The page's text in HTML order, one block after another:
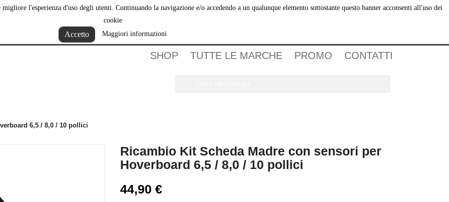
l'esperienza d'uso degli utenti. Continuando la navigazione e/o accedendo a un qualunque elemento sottostante questo banner acconsenti all'uso dei
cookie
Accetto Maggiori informazioni
Siamo Carrello (0)
SHOP TUTTE LE MARCHE PROMO CONTATTI
6,5 / 8,0 / 10 pollici
Ricambio Kit Scheda Madre con sensori per
Hoverboard 6,5 / 8,0 / 10 pollici
44,90 €